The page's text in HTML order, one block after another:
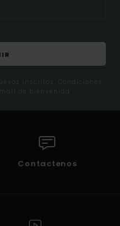
inscritos. Condiciones
de bienvenida
Contactenos